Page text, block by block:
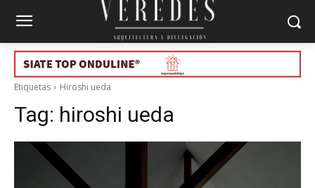
Etiquetas Hiroshi ueda
Tag: hiroshi ueda